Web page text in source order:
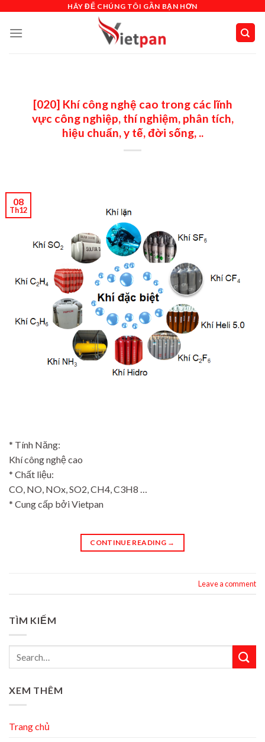
content
HÃY ĐỂ CHÚNG TÔI GẦN BẠN HƠN
[020] Khí công nghệ cao trong các lĩnh
vực công nghiệp, thí nghiệm, phân tích,
hiệu chuẩn, y tế, đời sống, ..
08
Th12
* Tính Năng:
Khí công nghệ cao
* Chất liệu:
CO, NO, NOx, SO2, CH4, C3H8 …
* Cung cấp bởi Vietpan
CONTINUE READING →
Leave a comment
TÌM KIẾM
XEM THÊM
Trang chủ